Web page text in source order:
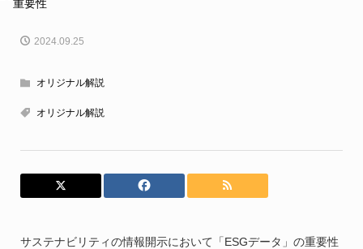
2024.09.25
オリジナル解説
オリジナル解説
サステナビリティの情報開示において「ESGデータ」の重要性